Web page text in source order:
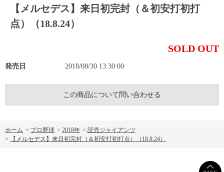
【メルセデス】来日初完封（＆初安打初打
点）（18.8.24）
SOLD OUT
発売日 2018/08/30 13:30:00
この商品について問い合わせる
ホーム > プロ野球 > 2018年 > 読売ジャイアンツ
>
【メルセデス】来日初完封（＆初安打初打点）（18.8.24）